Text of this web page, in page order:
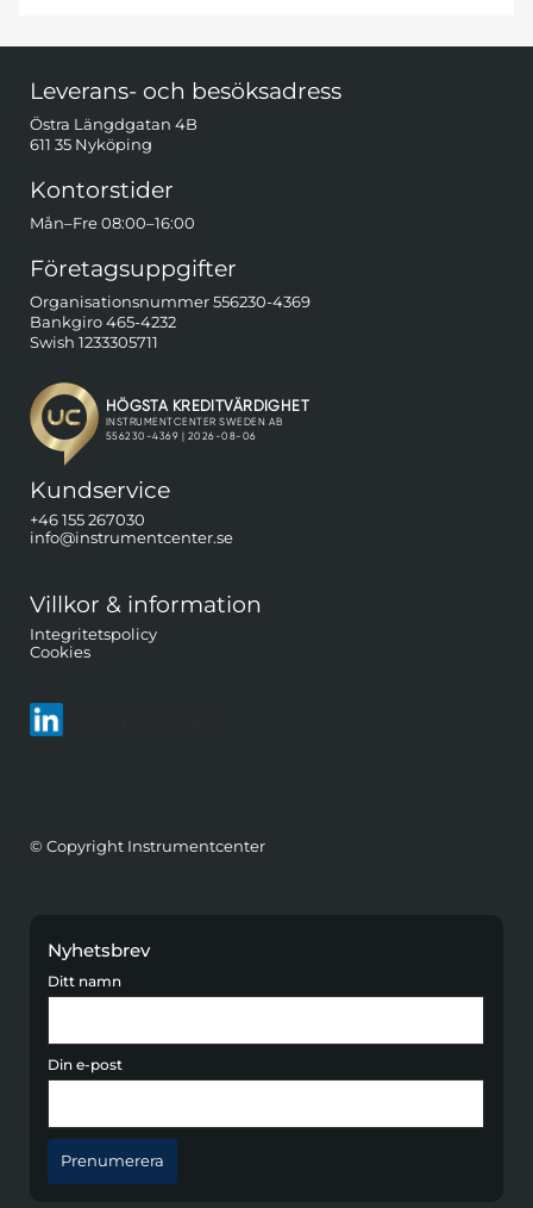
Leverans- och besöksadress
Östra Längdgatan 4B
611 35 Nyköping
Kontorstider
Mån–Fre 08:00–16:00
Företagsuppgifter
Organisationsnummer 556230-4369
Bankgiro 465-4232
Swish 1233305711
Kundservice
+46 155 267030
info@instrumentcenter.se
Villkor & information
Integritetspolicy
Cookies
© Copyright Instrumentcenter
Nyhetsbrev
Ditt namn
Din e-post